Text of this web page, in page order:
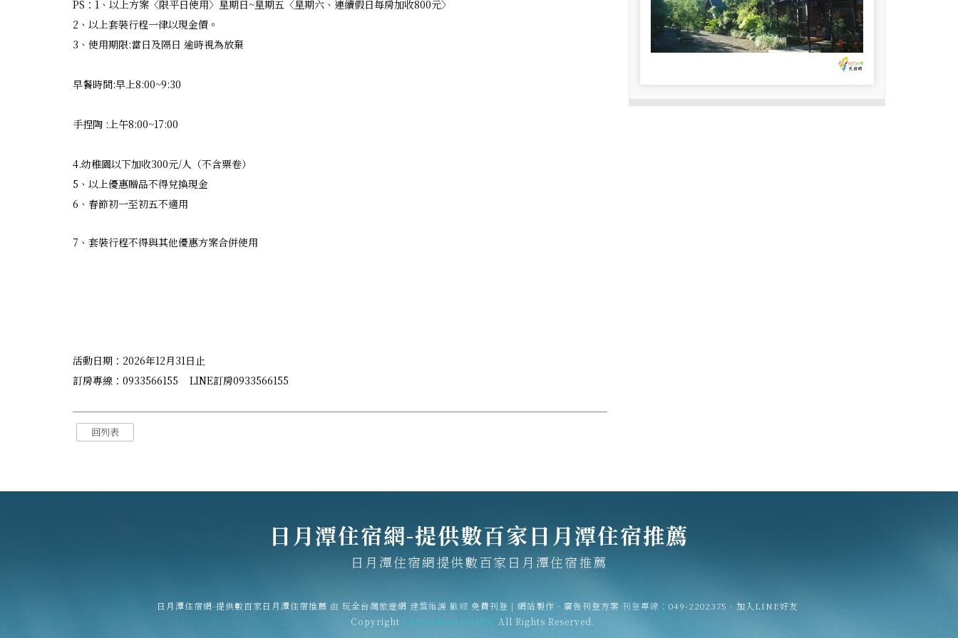
PS：1、以上方案〈限平日使用〉星期日~星期五〈星期六、連續假日每房加收800元〉
2、以上套裝行程一律以現金價。
3、使用期限:當日及隔日 逾時視為放棄
早餐時間:早上8:00~9:30
手捏陶 :上午8:00~17:00
4.幼稚園以下加收300元/人（不含票卷）
5、以上優惠贈品不得兌換現金
6、春節初一至初五不適用
7、套裝行程不得與其他優惠方案合併使用
活動日期：2026年12月31日止
訂房專線：0933566155 LINE訂房0933566155
回列表
日月潭住宿網-提供數百家日月潭住宿推薦
日月潭住宿網提供數百家日月潭住宿推薦
日月潭住宿網-提供數百家日月潭住宿推薦 由 玩全台灣旅遊網 建置維護 歡迎 免費刊登 | 網站製作‧廣告刊登方案 刊登專線： 049-2202375 、 加入LINE好友
Copyright 2026 okgo.tw INC All Rights Reserved.